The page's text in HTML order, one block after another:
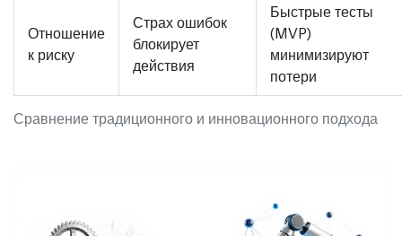
Сравнение традиционного и инновационного подхода
Отношение
к риску
Страх ошибок
блокирует
действия
Быстрые тесты
(MVP)
минимизируют
потери